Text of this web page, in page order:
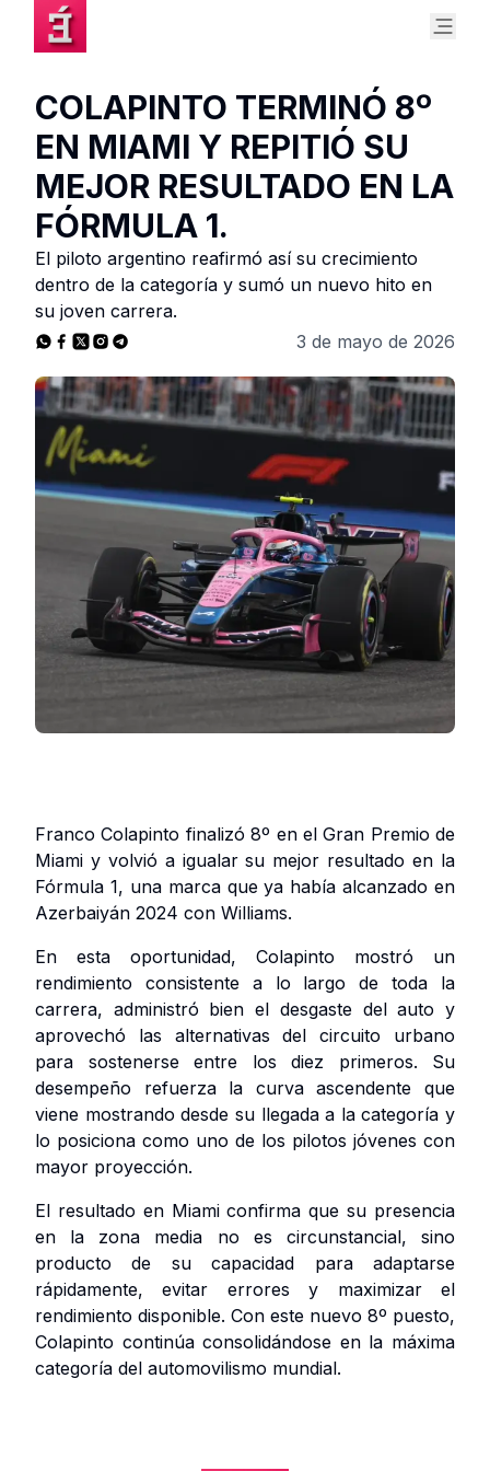
COLAPINTO TERMINÓ 8º
EN MIAMI Y REPITIÓ SU
MEJOR RESULTADO EN LA
FÓRMULA 1.
El piloto argentino reafirmó así su crecimiento
dentro de la categoría y sumó un nuevo hito en
su joven carrera.
3 de mayo de 2026
Franco Colapinto finalizó 8º en el Gran Premio de
Miami y volvió a igualar su mejor resultado en la
Fórmula 1, una marca que ya había alcanzado en
Azerbaiyán 2024 con Williams.
En esta oportunidad, Colapinto mostró un
rendimiento consistente a lo largo de toda la
carrera, administró bien el desgaste del auto y
aprovechó las alternativas del circuito urbano
para sostenerse entre los diez primeros. Su
desempeño refuerza la curva ascendente que
viene mostrando desde su llegada a la categoría y
lo posiciona como uno de los pilotos jóvenes con
mayor proyección.
El resultado en Miami confirma que su presencia
en la zona media no es circunstancial, sino
producto de su capacidad para adaptarse
rápidamente, evitar errores y maximizar el
rendimiento disponible. Con este nuevo 8º puesto,
Colapinto continúa consolidándose en la máxima
categoría del automovilismo mundial.